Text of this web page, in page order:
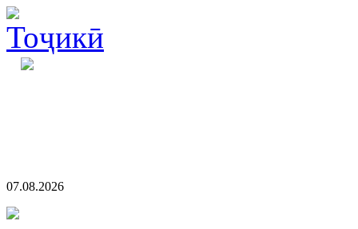
07.08.2026